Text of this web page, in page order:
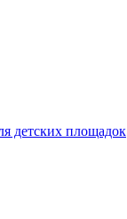
детских площадок